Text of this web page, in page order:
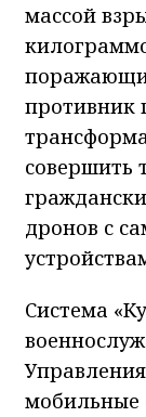
массой
противник
совершить
дронов с
Система
мобильные